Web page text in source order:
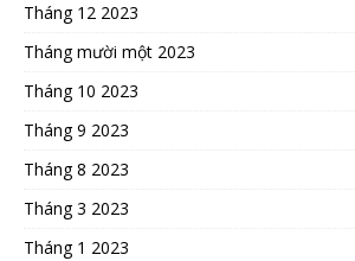
Tháng 12 2023
Tháng mười một 2023
Tháng 10 2023
Tháng 9 2023
Tháng 8 2023
Tháng 3 2023
Tháng 1 2023